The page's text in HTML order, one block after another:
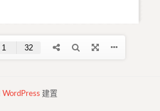
WordPress 建置